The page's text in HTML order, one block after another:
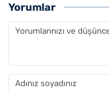
Yorumlar